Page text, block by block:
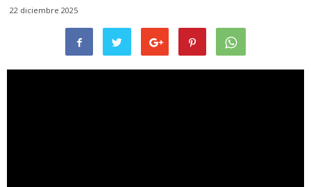
22 diciembre 2025